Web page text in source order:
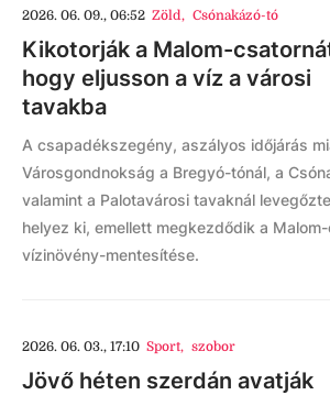
2026. 06. 09., 06:52 Zöld, Csónakázó-tó
Kikotorják a Malom-
hogy eljusson a víz a városi
tavakba
A csapadékszegény, aszályos időjárás
Városgondnokság a Bregyó-tónál, a
valamint a Palotavárosi tavaknál
helyez ki, emellett megkezdődik a
vízinövény-mentesítése.
2026. 06. 03., 17:10 Sport, szobor
Jövő héten szerdán avatják